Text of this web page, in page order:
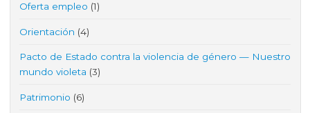
Oferta empleo (1)
Orientación (4)
Pacto de Estado contra la violencia de género — Nuestro
mundo violeta (3)
Patrimonio (6)